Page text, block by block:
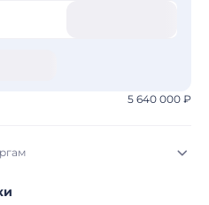
5 640 000 ₽
03.08.2026, 09:06 МСК